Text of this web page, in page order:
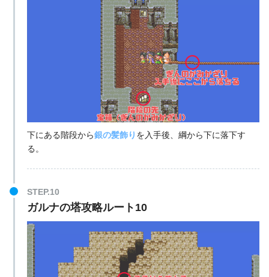
下にある階段から銀の髪飾り を入手後、綱から下に落下す
る。
STEP.10
ガルナの塔攻略ルート10